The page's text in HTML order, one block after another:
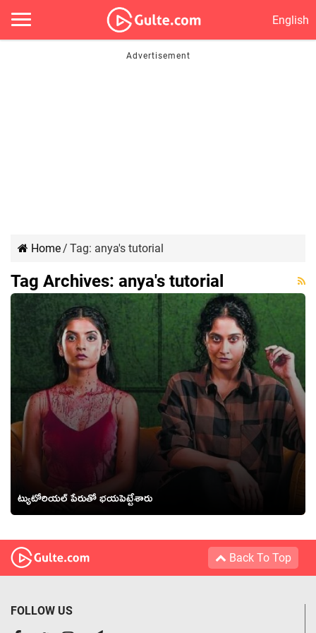
English
Home/ Tag: anya's tutorial
Tag Archives: anya's tutorial
ట్యుటోరియల్ పేరుతో భయపెట్టేశారు
Back To Top
FOLLOW US